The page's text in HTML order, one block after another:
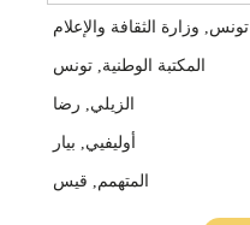
تونس, وزارة الثقافة والإعلام
المكتبة الوطنية, تونس
الزيلي, رضا
أوليفيي, بيار
المتهمم, قيس